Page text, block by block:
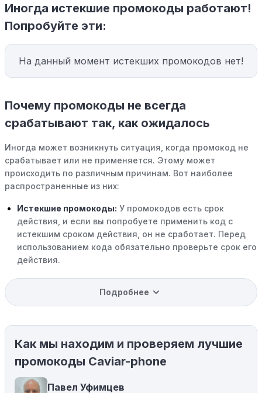
Иногда истекшие промокоды работают!
Попробуйте эти:
На данный момент истекших промокодов нет!
Почему промокоды не всегда
срабатывают так, как ожидалось
Иногда может возникнуть ситуация, когда промокод не
срабатывает или не применяется. Этому может
происходить по различным причинам. Вот наиболее
распространенные из них:
Истекшие промокоды: У промокодов есть срок
действия, и если вы попробуете применить код с
истекшим сроком действия, он не сработает. Перед
использованием кода обязательно проверьте срок его
действия.
Уже со скидкой:В некоторых случаях интересующий
вас товар может быть уже со скидкой. Некоторые
магазины предлагают скидки и акции напрямую, без
Ограничения на использование промокода:
Некоторые промокоды распространяются только на
определенные товары, бренды или категории. Если вы
пытаетесь применить код к товару, не
Подробнее
Как мы находим и проверяем лучшие
промокоды Caviar-phone
Павел Уфимцев